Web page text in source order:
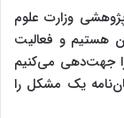
وزارت علوم
هستیم و فعالیت
جهت‌دهی می‌کنیم
یک مشکل را